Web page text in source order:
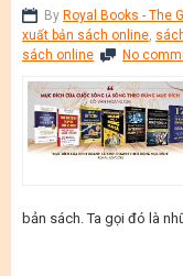
By Royal Books - The
xuất bản sách online,
sách online
No
bản sách. Ta gọi đó là